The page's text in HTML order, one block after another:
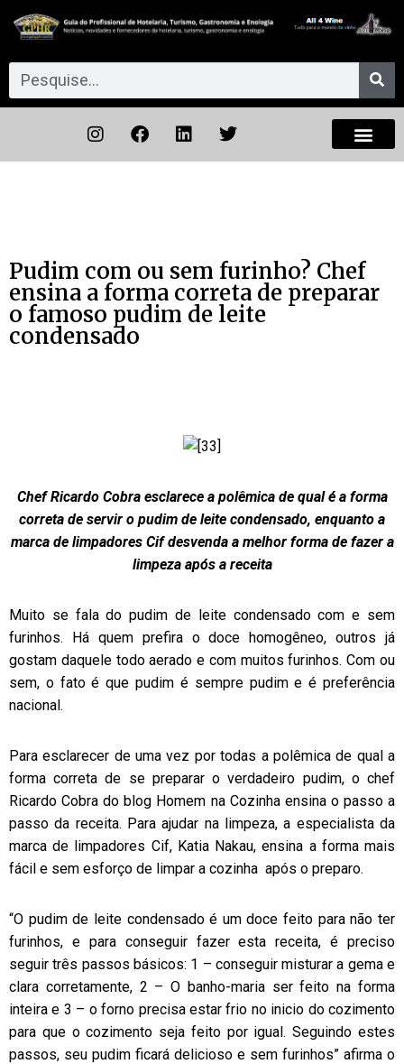
Pudim com ou sem furinho? Chef
ensina a forma correta de preparar
o famoso pudim de leite
condensado
Chef Ricardo Cobra esclarece a polêmica de qual é a forma
correta de servir o pudim de leite condensado, enquanto a
marca de limpadores Cif desvenda a melhor forma de fazer a
limpeza após a receita
Muito se fala do pudim de leite condensado com e sem
furinhos. Há quem prefira o doce homogêneo, outros já
gostam daquele todo aerado e com muitos furinhos. Com ou
sem, o fato é que pudim é sempre pudim e é preferência
nacional.
Para esclarecer de uma vez por todas a polêmica de qual a
forma correta de se preparar o verdadeiro pudim, o chef
Ricardo Cobra do blog Homem na Cozinha ensina o passo a
passo da receita. Para ajudar na limpeza, a especialista da
marca de limpadores Cif, Katia Nakau, ensina a forma mais
fácil e sem esforço de limpar a cozinha após o preparo.
“O pudim de leite condensado é um doce feito para não ter
furinhos, e para conseguir fazer esta receita, é preciso
seguir três passos básicos: 1 – conseguir misturar a gema e
clara corretamente, 2 – O banho-maria ser feito na forma
inteira e 3 – o forno precisa estar frio no inicio do cozimento
para que o cozimento seja feito por igual. Seguindo estes
passos, seu pudim ficará delicioso e sem furinhos” afirma o